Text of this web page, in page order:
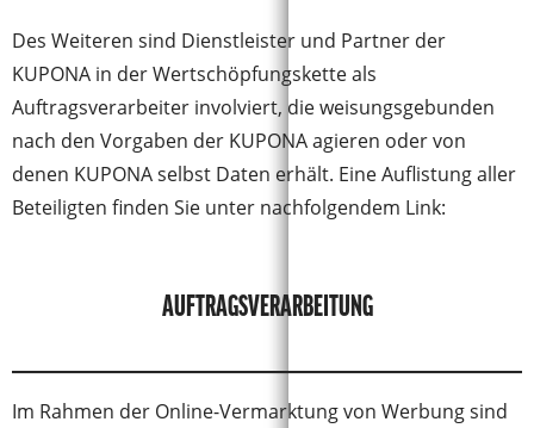
Des Weiteren sind Dienstleister und Partner der
KUPONA in der Wertschöpfungskette als
Auftragsverarbeiter involviert, die weisungsgebunden
nach den Vorgaben der KUPONA agieren oder von
denen KUPONA selbst Daten erhält. Eine Auflistung aller
Beteiligten finden Sie unter nachfolgendem Link:
AUFTRAGSVERARBEITUNG
Im Rahmen der Online-Vermarktung von Werbung sind